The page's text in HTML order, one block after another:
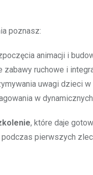
poznasz:
animacji i
zabawy ruchowe i
uwagi dzieci w
w
, które daje
pierwszych